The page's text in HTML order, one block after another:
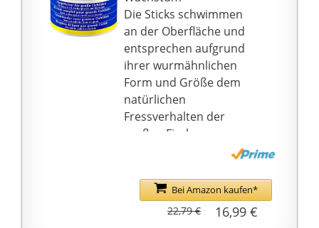
{226a3b4813f0e74658fc
29ca2211f07a63cbba9c
8c99f739eb60eaa6c6f07
7ee} Rohfaser und 6,5
{226a3b4813f0e74658fc
29ca2211f07a63cbba9c
8c99f739eb60eaa6c6f07
7ee} Rohasche ist wohl
FÜTTERUNGSEMPFEHL
UNG: für alle Fischarten
zur ganzjährigen
Die Sticks schwimmen
an der Oberfläche und
entsprechen aufgrund
ihrer wurmähnlichen
Form und Größe dem
natürlichen
Fressverhalten der
großen Fische
Der Nährstoffgehalt
erhöhten Bedarf von
Cichliden an tierischen
Proteinen und ernährt
Bei Amazon kaufen*
16,99 €
22,79 €